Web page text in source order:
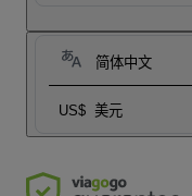
简体中文
US$ 美元